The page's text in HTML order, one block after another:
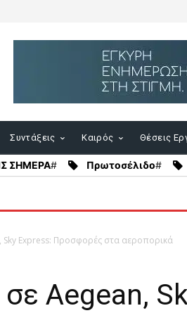
Συντάξεις Καιρός Θέσεις
ΣΗΜΕΡΑ# Πρωτοσέλιδο#
Sky Express: Προσφορές στα αεροπορικά
Aegean,